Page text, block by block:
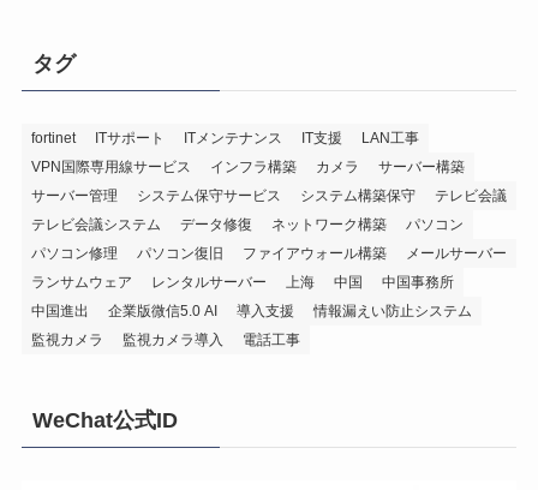
タグ
fortinet ITサポート ITメンテナンス IT支援
LAN工事
VPN国際専用線サービス
インフラ構築 カメラ
サーバー構築
サーバー管理
システム保守サービス システム構築保守
テレビ会議
テレビ会議システム
データ修復 ネットワーク構築
パソコン
パソコン修理
パソコン復旧 ファイアウォール構築
メールサーバー
ランサムウェア
レンタルサーバー 上海 中国
中国事務所
中国進出
企業版微信5.0 AI 導入支援
情報漏えい防止システム
監視カメラ
監視カメラ導入 電話工事
WeChat公式ID